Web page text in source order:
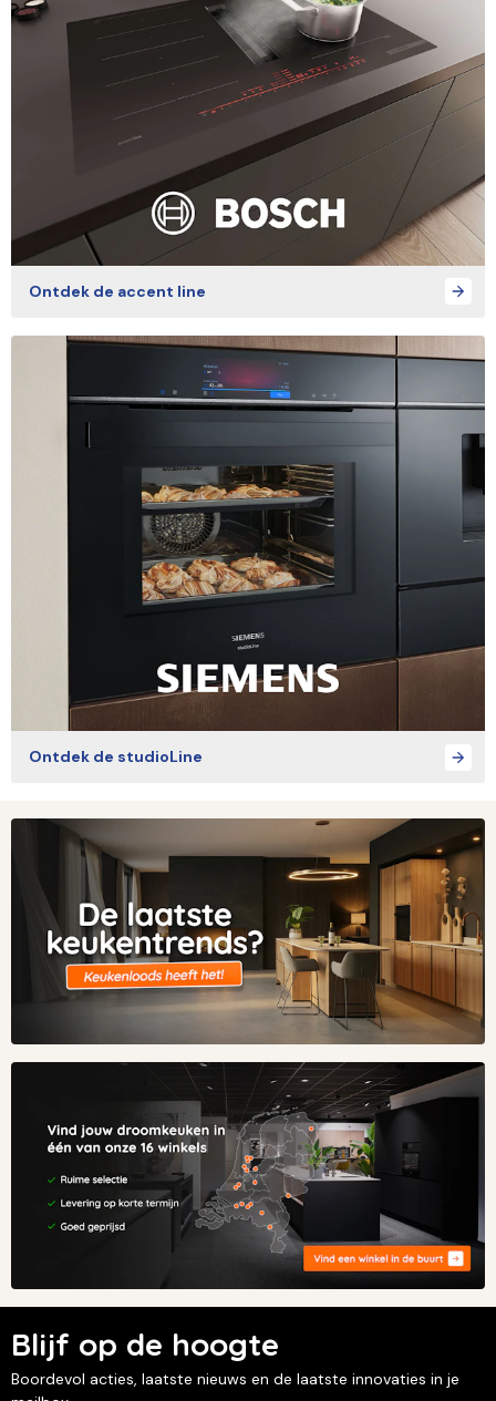
Ontdek de accent line
Ontdek de studioLine
Blijf op de hoogte
Boordevol acties, laatste nieuws en de laatste innovaties in je